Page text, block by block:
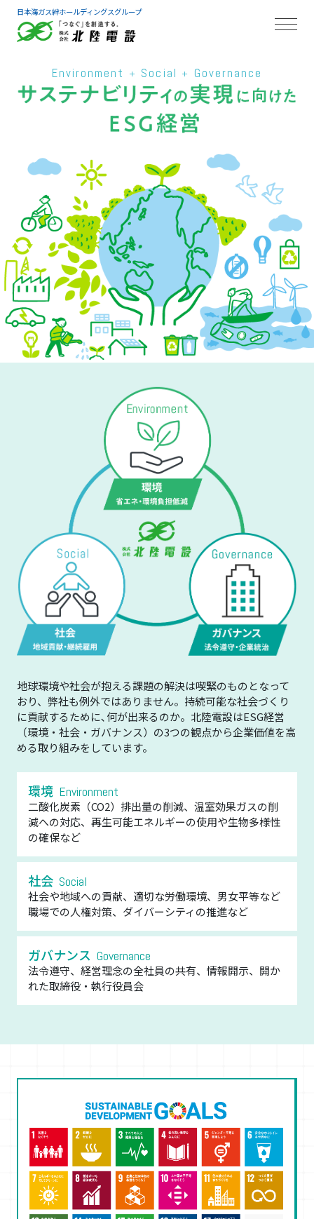
日本海ガス絆ホールディングスグループ
Environment + Social + Governance
地球環境や社会が抱える課題の解決は喫緊のものとなって
おり、弊社も例外ではありません。持続可能な社会づくり
に貢献するために､何が出来るのか。北陸電設はESG経営
（環境・社会・ガバナンス）の3つの観点から企業価値を高
める取り組みをしています。
環境 Environment
二酸化炭素（CO2）排出量の削減、温室効果ガスの削
減への対応、再生可能エネルギーの使用や生物多様性
の確保など
社会 Social
社会や地域への貢献、適切な労働環境、男女平等など
職場での人権対策、ダイバーシティの推進など
ガバナンス Governance
法令遵守、経営理念の全社員の共有、情報開示、開か
れた取締役・執行役員会